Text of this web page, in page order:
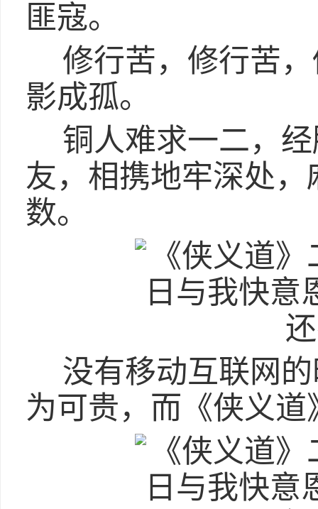
匪寇。
修行苦，修行苦
影成孤。
铜人难求一二，
友，相携地牢深处
数。
没有移动互联网
为可贵，而《侠义